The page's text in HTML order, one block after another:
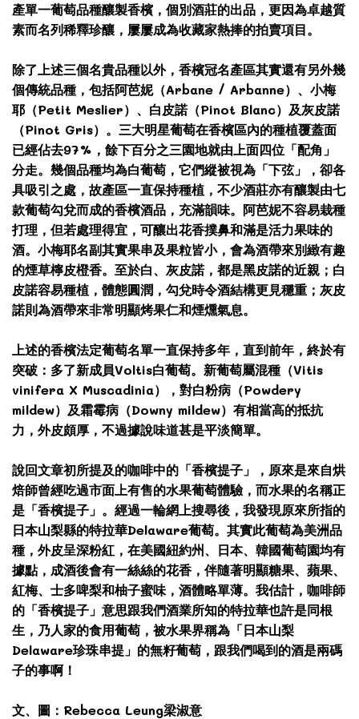
產單一葡萄品種釀製香檳，個別酒莊的出品，更因為卓越質
素而名列稀釋珍釀，屢屢成為收藏家熱捧的拍賣項目。
除了上述三個名貴品種以外，香檳冠名產區其實還有另外幾
個傳統品種，包括阿芭妮（Arbane / Arbanne）、小梅
耶（Petit Meslier）、白皮諾（Pinot Blanc）及灰皮諾
（Pinot Gris）。三大明星葡萄在香檳區內的種植覆蓋面
已經佔去97%，餘下百分之三園地就由上面四位「配角」
分走。幾個品種均為白葡萄，它們縱被視為「下弦」，卻各
具吸引之處，故產區一直保持種植，不少酒莊亦有釀製由七
款葡萄勾兌而成的香檳酒品，充滿韻味。阿芭妮不容易栽種
打理，但若處理得宜，可釀出花香撲鼻和滿是活力果味的
酒。小梅耶名副其實果串及果粒皆小，會為酒帶來別緻有趣
的煙草檸皮橙香。至於白、灰皮諾，都是黑皮諾的近親；白
皮諾容易種植，體態圓潤，勾兌時令酒結構更見穩重；灰皮
諾則為酒帶來非常明顯烤果仁和煙燻氣息。
上述的香檳法定葡萄名單一直保持多年，直到前年，終於有
突破：多了新成員Voltis白葡萄。新葡萄屬混種（Vitis
vinifera X Muscadinia），對白粉病（Powdery
mildew）及霜霉病（Downy mildew）有相當高的抵抗
力，外皮頗厚，不過據說味道甚是平淡簡單。
說回文章初所提及的咖啡中的「香檳提子」，原來是來自烘
焙師曾經吃過市面上有售的水果葡萄體驗，而水果的名稱正
是「香檳提子」。經過一輪網上搜尋後，我發現原來所指的
日本山梨縣的特拉華Delaware葡萄。其實此葡萄為美洲品
種，外皮呈深粉紅，在美國紐約州、日本、韓國葡萄園均有
據點，成酒後會有一絲絲的花香，伴隨著明顯糖果、蘋果、
紅梅、士多啤梨和柚子蜜味，酒體略單薄。我估計，咖啡師
的「香檳提子」意思跟我們酒業所知的特拉華也許是同根
生，乃人家的食用葡萄，被水果界稱為「日本山梨
Delaware珍珠串提」的無籽葡萄，跟我們喝到的酒是兩碼
子的事啊！
文、圖：Rebecca Leung梁淑意